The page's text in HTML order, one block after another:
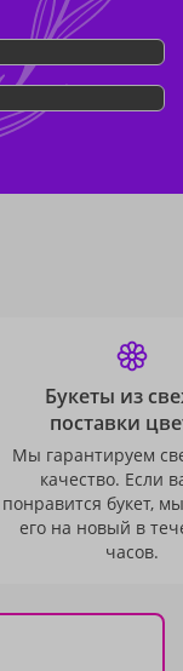
Букеты из
поставки
Мы гарантируем
качество. Если
понравится букет,
его на новый в
часов.